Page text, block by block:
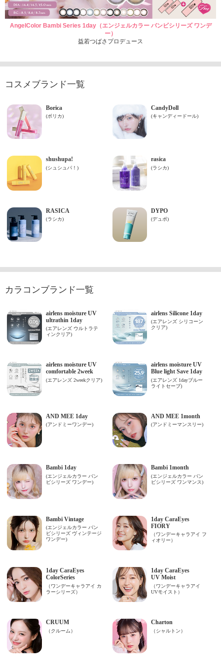
AngelColor Bambi Series 1day（エンジェルカラー バンビシリーズ ワンデ
ー）
益若つばさプロデュース
コスメブランド一覧
カラコンブランド一覧